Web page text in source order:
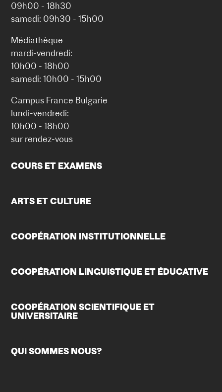
09h00 - 18h30
samedi: 09h30 - 15h00
Médiathèque
mardi-vendredi:
10h00 - 18h00
samedi: 10h00 - 15h00
Campus France Bulgarie
lundi-vendredi:
10h00 - 18h00
sur rendez-vous
COURS ET EXAMENS
ARTS ET CULTURE
COOPÉRATION INSTITUTIONNELLE
COOPÉRATION LINGUISTIQUE ET ÉDUCATIVE
COOPÉRATION SCIENTIFIQUE ET
UNIVERSITAIRE
QUI SOMMES NOUS?